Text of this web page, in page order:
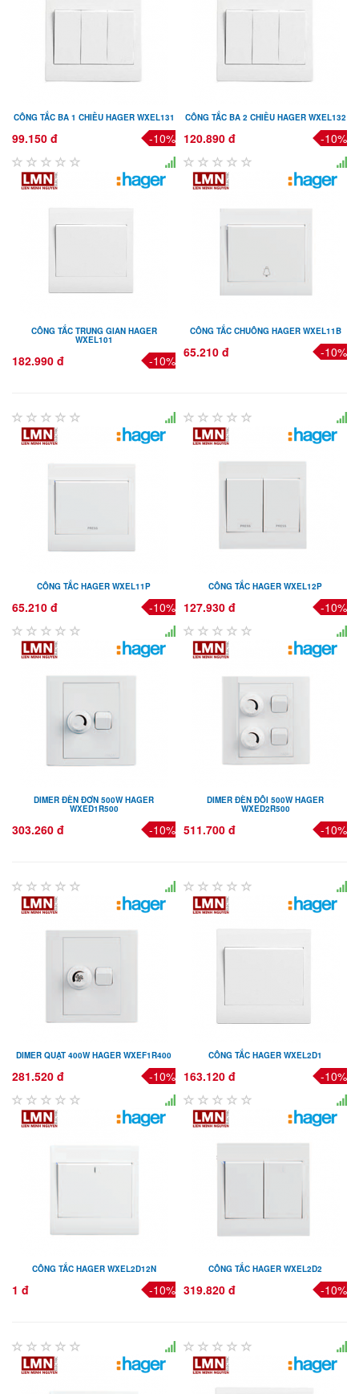
CÔNG TẮC BA 1 CHIỀU HAGER WXEL131
99.150 đ -10%
CÔNG TẮC BA 2 CHIỀU HAGER WXEL132
120.890 đ -10%
CÔNG TẮC TRUNG GIAN HAGER
WXEL101
182.990 đ -10%
CÔNG TẮC CHUÔNG HAGER WXEL11B
65.210 đ -10%
CÔNG TẮC HAGER WXEL11P
65.210 đ -10%
CÔNG TẮC HAGER WXEL12P
127.930 đ -10%
DIMER ĐÈN ĐƠN 500W HAGER
WXED1R500
303.260 đ -10%
DIMER ĐÈN ĐÔI 500W HAGER
WXED2R500
511.700 đ -10%
DIMER QUẠT 400W HAGER WXEF1R400
281.520 đ -10%
CÔNG TẮC HAGER WXEL2D1
163.120 đ -10%
CÔNG TẮC HAGER WXEL2D12N
1 đ -10%
CÔNG TẮC HAGER WXEL2D2
319.820 đ -10%